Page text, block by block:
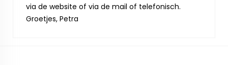
via de website of via de mail of telefonisch.
Groetjes, Petra